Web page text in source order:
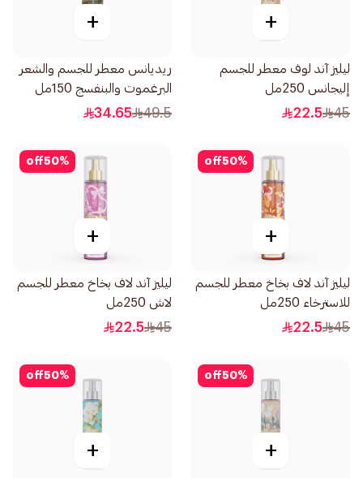
+
ليليز آند لوف معطر للجسم
إليجانس 250مل
45
22.5
+
ريديانس معطر للجسم والشعر
البرغموت والبنفسج 150مل
49.5
34.65
50%
off
+
ليليز آند لاف بخاخ معطر للجسم
للاسترخاء 250مل
45
22.5
50%
off
+
ليليز آند لاف بخاخ معطر للجسم
لاش 250مل
45
22.5
50%
off
+
50%
off
+